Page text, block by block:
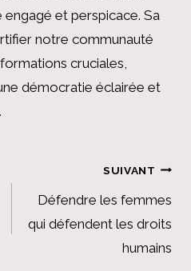
engagé et perspicace. Sa
notre communauté
cruciales,
démocratie éclairée et
SUIVANT
Défendre les femmes
qui défendent les droits
humains